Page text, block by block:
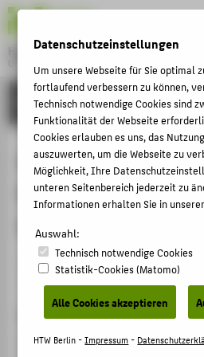
Hochschule für Technik und Wirtschaft
University of Applied Sciences
Menu
FORSCHUNG
Arbeitswelt der
Mensch im Zeitalter
Digitalisierung
Veranstaltungsbeitrag ›
› 2016
Veranstaltung
Company Field Trip
THEMEN
HOCHSCHULE
CAMPUS
STUDIUM
LEHRE
KARRIERE
INTERNATIONAL
INFORMATIONEN
Datenschutzeinstellungen
Um unsere Webseite für Sie optimal
fortlaufend verbessern zu können,
Technisch notwendige Cookies sind
Funktionalität der Webseite
Cookies erlauben es uns, das
auszuwerten, um die Webseite zu
Möglichkeit, Ihre
unteren Seitenbereich jederzeit zu
Informationen erhalten Sie in unserer
Auswahl:
Technisch notwendige Cookies
Statistik-Cookies (Matomo)
Alle Cookies akzeptieren
HTW Berlin -Impressum-